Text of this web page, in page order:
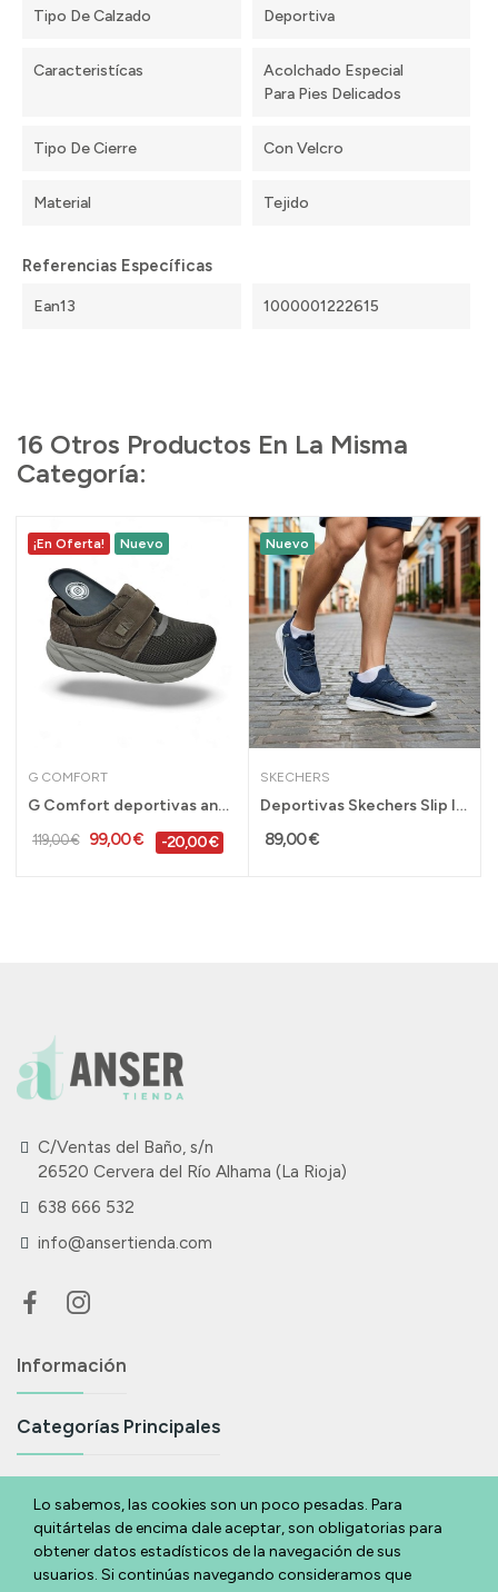
Tipo De Calzado Deportiva
Caracteristícas
Acolchado Especial
Para Pies Delicados
Tipo De Cierre Con Velcro
Material Tejido
Referencias Específicas
Ean13 1000001222615
16 Otros Productos En La Misma
Categoría:
¡En Oferta! Nuevo
G COMFORT
G Comfort deportivas anchas y cómodas con...
119,00 € 99,00 € -20,00 €
Nuevo
SKECHERS
Deportivas Skechers Slip Ins hombre Slader...
89,00 €
C/Ventas del Baño, s/n
26520 Cervera del Río Alhama (La Rioja)
638 666 532
info@ansertienda.com
Información
Categorías Principales
Suscríbete A Nuestra Newsletter
Si eres acabas de llegar y quieres estar al día de todas nuestras
novedades y ofertas déjanos tu email y te lo contamos.
Lo sabemos, las cookies son un poco pesadas. Para
quitártelas de encima dale aceptar, son obligatorias para
obtener datos estadísticos de la navegación de sus
usuarios. Si continúas navegando consideramos que